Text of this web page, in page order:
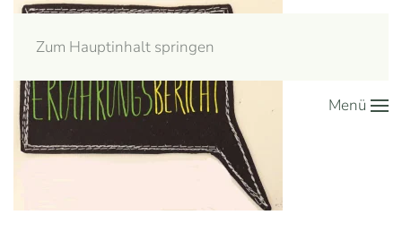
Zum Hauptinhalt springen
Menü